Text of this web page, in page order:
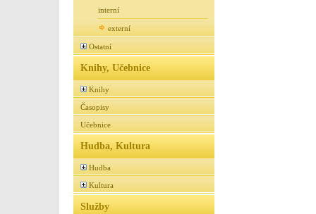
interní
externí
Ostatní
Knihy, Učebnice
Knihy
Časopisy
Učebnice
Hudba, Kultura
Hudba
Kultura
Služby